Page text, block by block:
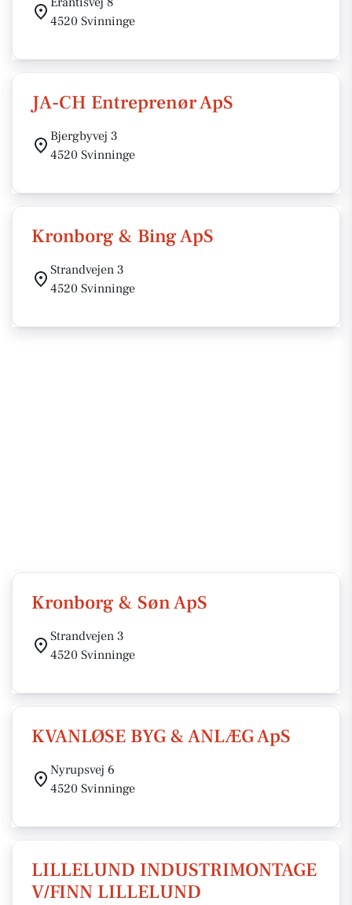
4520 Svinninge
JA-CH Entreprenør ApS
Bjergbyvej 3
4520 Svinninge
Kronborg & Bing ApS
Strandvejen 3
4520 Svinninge
Kronborg & Søn ApS
Strandvejen 3
4520 Svinninge
KVANLØSE BYG & ANLÆG ApS
Nyrupsvej 6
4520 Svinninge
LILLELUND INDUSTRIMONTAGE
V/FINN LILLELUND